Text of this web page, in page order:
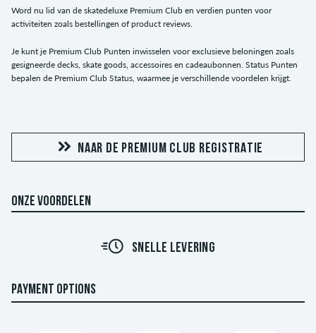
Word nu lid van de skatedeluxe Premium Club en verdien punten voor
activiteiten zoals bestellingen of product reviews.
Je kunt je Premium Club Punten inwisselen voor exclusieve beloningen zoals
gesigneerde decks, skate goods, accessoires en cadeaubonnen. Status Punten
bepalen de Premium Club Status, waarmee je verschillende voordelen krijgt.
NAAR DE PREMIUM CLUB REGISTRATIE
ONZE VOORDELEN
SNELLE LEVERING
PAYMENT OPTIONS